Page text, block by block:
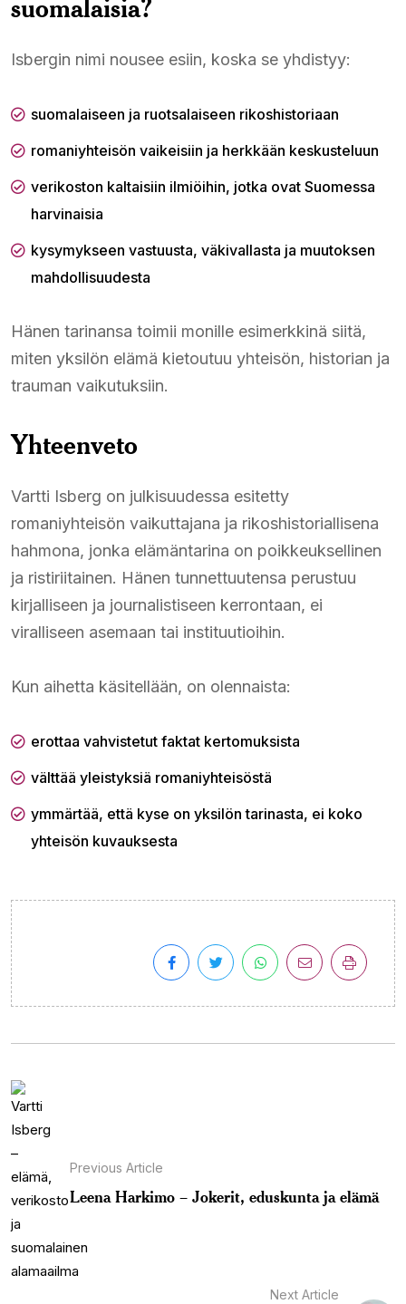
suomalaisia?
Isbergin nimi nousee esiin, koska se yhdistyy:
suomalaiseen ja ruotsalaiseen rikoshistoriaan
romaniyhteisön vaikeisiin ja herkkään keskusteluun
verikoston kaltaisiin ilmiöihin, jotka ovat Suomessa
harvinaisia
kysymykseen vastuusta, väkivallasta ja muutoksen
mahdollisuudesta
Hänen tarinansa toimii monille esimerkkinä siitä,
miten yksilön elämä kietoutuu yhteisön, historian ja
trauman vaikutuksiin.
Yhteenveto
Vartti Isberg on julkisuudessa esitetty
romaniyhteisön vaikuttajana ja rikoshistoriallisena
hahmona, jonka elämäntarina on poikkeuksellinen
ja ristiriitainen. Hänen tunnettuutensa perustuu
kirjalliseen ja journalistiseen kerrontaan, ei
viralliseen asemaan tai instituutioihin.
Kun aihetta käsitellään, on olennaista:
erottaa vahvistetut faktat kertomuksista
välttää yleistyksiä romaniyhteisöstä
ymmärtää, että kyse on yksilön tarinasta, ei koko
yhteisön kuvauksesta
Previous Article
Leena Harkimo – Jokerit, eduskunta ja elämä
Next Article